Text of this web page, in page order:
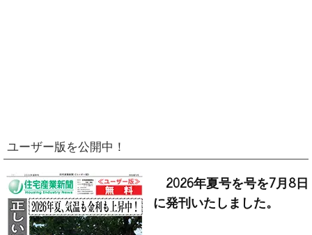
ユーザー版を公開中！
2026年夏号を号を7月8日
に発刊いたしました。